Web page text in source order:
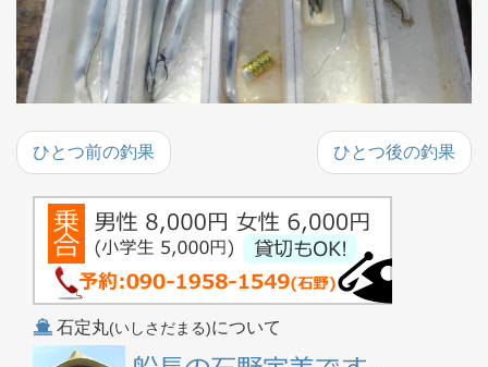
ひとつ前の釣果 ひとつ後の釣果
石定丸(いしさだまる)について